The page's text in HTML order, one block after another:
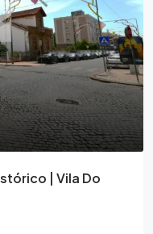
| Vila Do